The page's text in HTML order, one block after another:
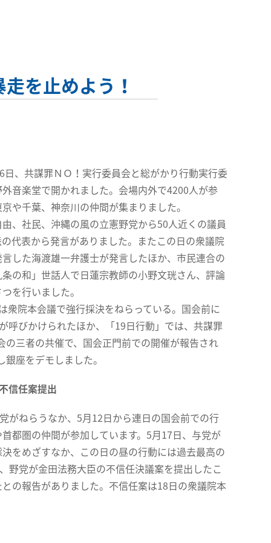
走を止めよう！
、共謀罪ＮＯ！実行委員会と総がかり行動実行委
音楽堂で開かれました。 会場内外で4200人が参
や千葉、神奈川の仲間が集まりました。
、社民、沖縄の風の立憲野党から50人近くの議員
代表から発言がありました。またこの日の衆議院
した海渡雄一弁護士が発言したほか、市民連合の
の和」世話人で日蓮宗教師の小野文珖さん、評論
を行いました。
院本会議で強行採決をねらっている。国会前に
呼びかけられたほか、「19日行動」では、共謀罪
三者の共催で、国会正門前での開催が報告され
座をデモしました。
信任案提出
がねらうなか、5月12日から連日の国会前での行
都圏の仲間が参加しています。5月17日、与党が
をめざすなか、この日の昼の行動には過去最高の
野党が金田法務大臣の不信任決議案を提出したこ
の報告がありました。不信任案は18日の衆議院本